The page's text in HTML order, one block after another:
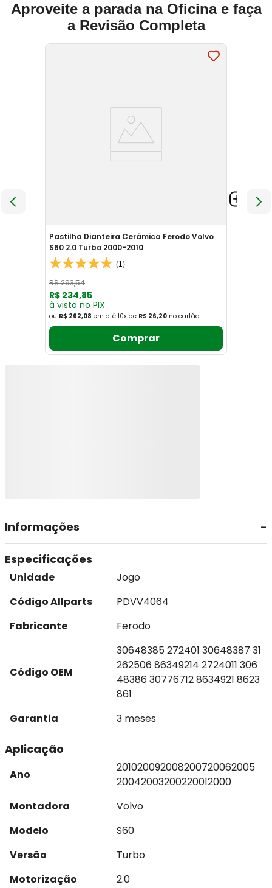
Aproveite a parada na Oficina e faça
a Revisão Completa
Pastilha Dianteira Cerâmica Ferodo Volvo
S60 2.0 Turbo 2000-2010
(1)
R$293,54
R$ 234,85
à vista no PIX
ou R$ 262,08 em até 10x de R$ 26,20 no cartão
Comprar
Informações
Especificações
Unidade
Jogo
Código Allparts
PDVV4064
Fabricante
Ferodo
Código OEM
30648385 272401 30648387 31
262506 86349214 2724011 306
48386 30776712 8634921 8623
861
Garantia
3 meses
Aplicação
Ano
201020092008200720062005
20042003200220012000
Montadora
Volvo
Modelo
S60
Versão
Turbo
Motorização
2.0